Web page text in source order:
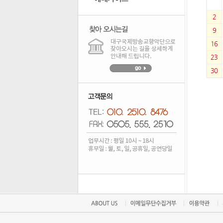
2
9
16
23
30